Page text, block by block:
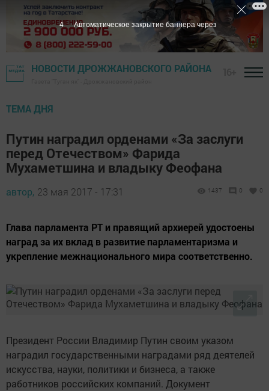
НОВОСТИ ДРОЖЖАНОВСКОГО РАЙОНА
ТЕМА ДНЯ
Путин наградил орденами «За заслуги
перед Отечеством» Фарида
Мухаметшина и владыку Феофана
автор, 23 мая 2017 - 17:31 1437 0 0
Глава парламента РТ и правящий архиерей удостоены
наград за их вклад в развитие парламентаризма и
укрепление межнационального мира соответственно.
Президент России Владимир Путин своим указом
наградил государственными наградами ряд деятелей
искусства, науки, политики и бизнеса, а также
работников российских компаний. Документ
3 Автоматическое закрытие баннера через